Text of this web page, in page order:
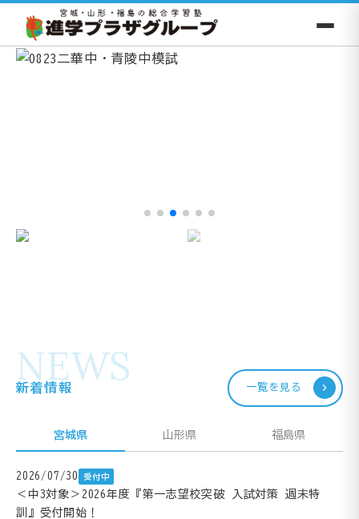
NEWS
新着情報 一覧を見る
宮城県 山形県 福島県
2026/07/30 受付中
＜中3対象＞2026年度『第一志望校突破 入試対策 週末特
訓』受付開始！